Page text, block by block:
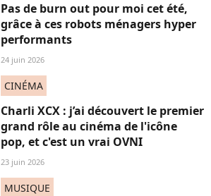
Pas de burn out pour moi cet été,
grâce à ces robots ménagers hyper
performants
24 juin 2026
CINÉMA
Charli XCX : j’ai découvert le premier
grand rôle au cinéma de l'icône
pop, et c'est un vrai OVNI
23 juin 2026
MUSIQUE